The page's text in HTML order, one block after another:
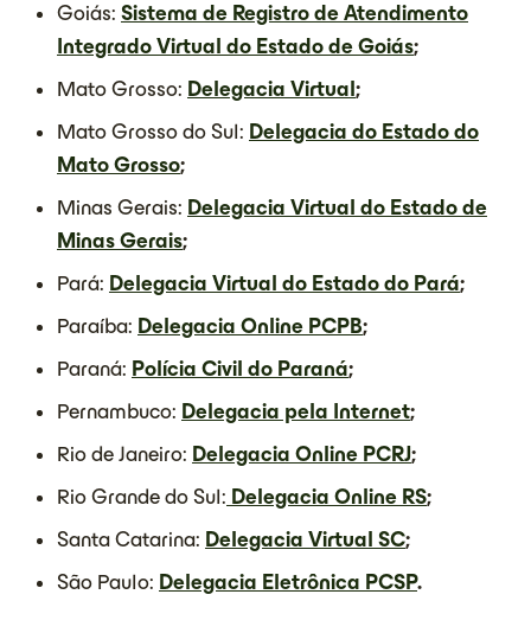
Goiás: Sistema de Registro de Atendimento
Integrado Virtual do Estado de Goiás;
Mato Grosso: Delegacia Virtual ;
Mato Grosso do Sul: Delegacia do Estado do
Mato Grosso;
Minas Gerais: Delegacia Virtual do Estado de
Minas Gerais;
Pará: Delegacia Virtual do Estado do Pará;
Paraíba: Delegacia Online PCPB;
Paraná: Polícia Civil do Paraná;
Pernambuco: Delegacia pela Internet;
Rio de Janeiro: Delegacia Online PCRJ;
Rio Grande do Sul: Delegacia Online RS;
Santa Catarina: Delegacia Virtual SC;
São Paulo: Delegacia Eletrônica PCSP.